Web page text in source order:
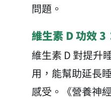
問題。
維生素 D 功效 3
維生素 D 對提升
用，能幫助延長
感受。《營養神